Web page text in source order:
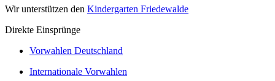
Wir unterstützen den Kindergarten Friedewalde
Direkte Einsprünge
Vorwahlen Deutschland
Internationale Vorwahlen